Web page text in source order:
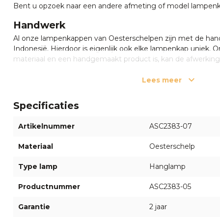
Bent u opzoek naar een andere afmeting of model
Handwerk
Al onze lampenkappen van Oesterschelpen zijn met de
Indonesië. Hierdoor is eigenlijk ook elke lampenkap uniek.
materiaal en een handgemaakt product is, kan de
De oesterschelpen filteren het licht op een prachtige
zacht schijnsel ontstaat. Geniet van de schaduwen en
de omringende ruimte werpt.
Duurzaam
zorgvuldig gekozen oesterschelpen, staat deze lampenkap
Heeft u vragen of twijfelt u nog? Neem gerust contact op
Lees meer
Specificaties
Artikelnummer ASC2383-07
Materiaal Oesterschelp
Type lamp Hanglamp
Productnummer ASC2383-05
Garantie 2 jaar